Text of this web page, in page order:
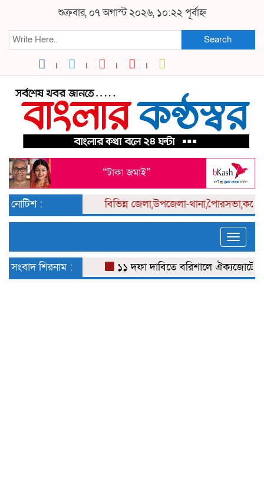
শুক্রবার, ০৭ অগাস্ট ২০২৬, ১০:২২ পূর্বাহ্ন
Search
নোটিশ : বিভিন্নজেলা,উপজেলা-থানা,পৈারসভা,কলেজ
Toggle
সংবাদ শিরনাম :
১১ দফা দাবিতে বরিশালে ঐক্যজোটের